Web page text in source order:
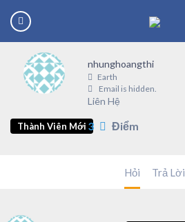
nhunghoangthi
Earth
Email is hidden.
Liên Hệ
Thành Viên Mới 3 Điểm
Hỏi Trả Lời